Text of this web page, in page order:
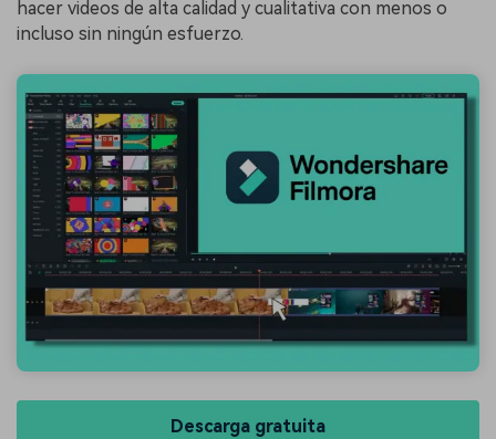
hacer videos de alta calidad y cualitativa con menos o
incluso sin ningún esfuerzo.
Descarga gratuita